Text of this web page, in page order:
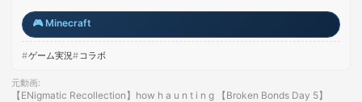
🎮 Minecraft
ゲーム実況 コラボ
元動画:
【ENigmatic Recollection】how h a u n t i n g 【Broken Bonds Day 5】